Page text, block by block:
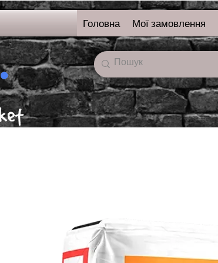
онлайн-магазин
будівельних матерялі
Головна Мої замовлення